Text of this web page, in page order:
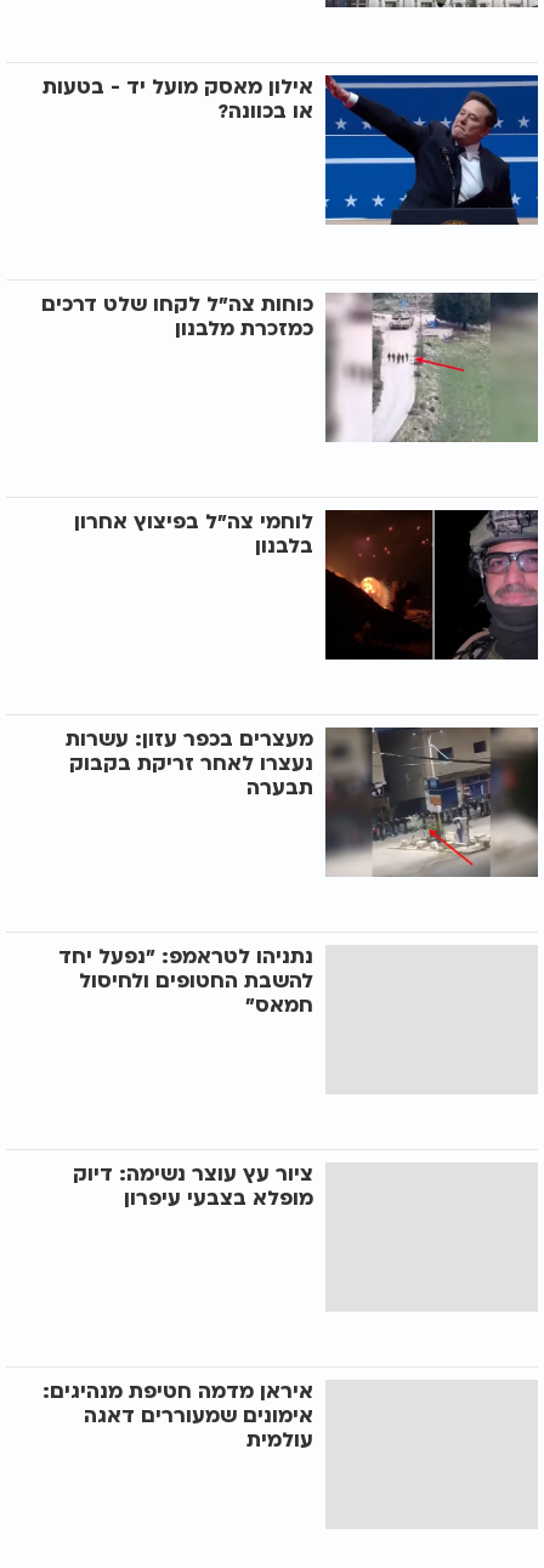
אילון מאסק מועל יד - בטעות
או בכוונה?
כוחות צה"ל לקחו שלט דרכים
כמזכרת מלבנון
לוחמי צה"ל בפיצוץ אחרון
בלבנון
מעצרים בכפר עזון: עשרות
נעצרו לאחר זריקת בקבוק
תבערה
נתניהו לטראמפ: "נפעל יחד
להשבת החטופים ולחיסול
חמאס"
ציור עץ עוצר נשימה: דיוק
מופלא בצבעי עיפרון
איראן מדמה חטיפת מנהיגים:
אימונים שמעוררים דאגה
עולמית